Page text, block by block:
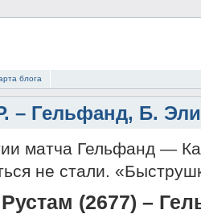
блога
– Гельфанд, Б.
матча Гельфанд —
не стали.
(2677) –